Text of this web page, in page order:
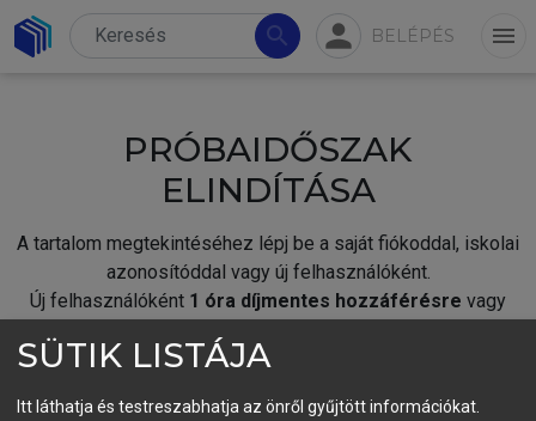
search person BELÉPÉS menu
PRÓBAIDŐSZAK
ELINDÍTÁSA
A tartalom megtekintéséhez lépj be a saját fiókoddal, iskolai
azonosítóddal vagy új felhasználóként.
Új felhasználóként 1 óra díjmentes hozzáférésre vagy
fiókoddal,vagy hozz létre új fiókot.
SÜTIK LISTÁJA
Itt láthatja és testreszabhatja az önről gyűjtött információkat.